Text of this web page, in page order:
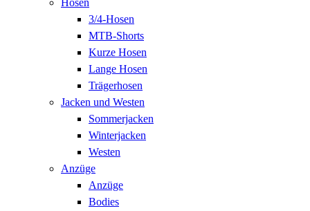
3/4-Hosen
MTB-Shorts
Kurze Hosen
Lange Hosen
Trägerhosen
Jacken und Westen
Sommerjacken
Winterjacken
Westen
Anzüge
Anzüge
Bodies